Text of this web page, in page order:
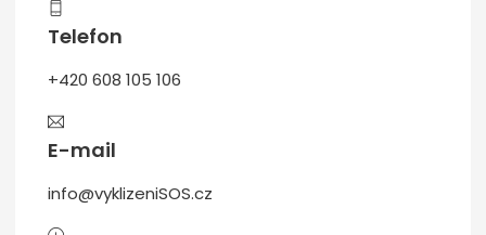
Telefon
+420 608 105 106
E-mail
info@vyklizeniSOS.cz